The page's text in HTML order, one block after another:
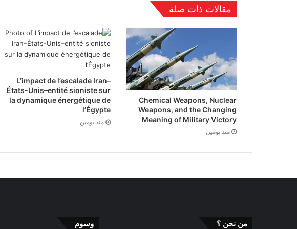
مقالات ذات صلة
Chemical Weapons, Nuclear
Weapons, and the Changing
Meaning of Military Victory
منذ يومين
L’impact de l’escalade Iran–
États-Unis–entité sioniste sur
la dynamique énergétique de
l’Égypte
منذ يومين
من نحن ؟ وسوم